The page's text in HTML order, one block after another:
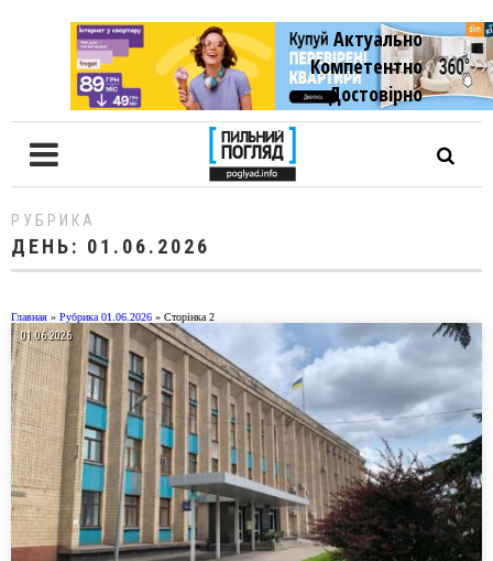
Актуально
Компетентно
Достовiрно
РУБРИКА
ДЕНЬ: 01.06.2026
Главная » Рубрика 01.06.2026 » Сторінка 2
01.06.2026